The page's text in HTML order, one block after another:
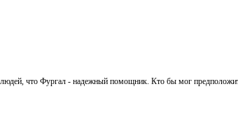
что Фургал - надежный помощник. Кто бы мог